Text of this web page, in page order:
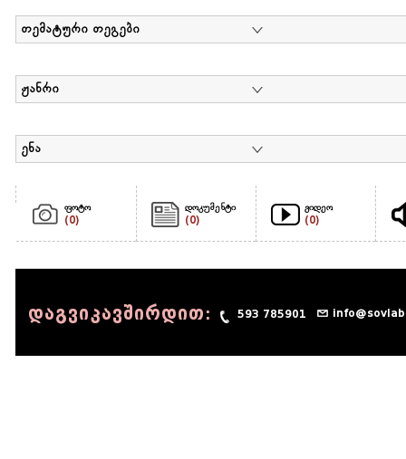
თემატური თეგები
ჟანრი
ენა
ფოტო
(0)
დოკუმენტი
(0)
ვიდეო
(0)
დაგვიკავშირდით: 593 785901